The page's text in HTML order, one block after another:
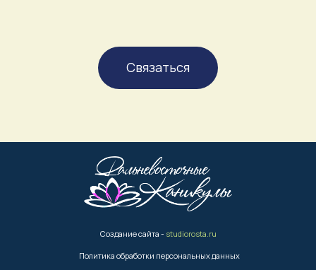
Связаться
Политика обработки персональных данных
Создание сайта - studiorosta.ru